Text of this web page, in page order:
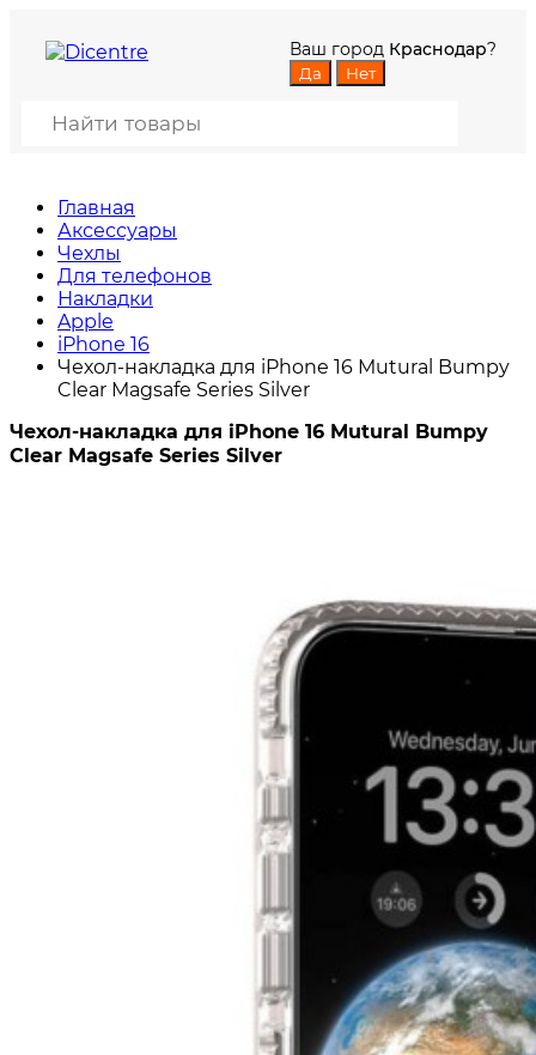
Ваш город Краснодар?
Главная
Аксессуары
Чехлы
Для телефонов
Накладки
Apple
iPhone 16
Чехол-накладка для iPhone 16 Mutural Bumpy
Clear Magsafe Series Silver
Чехол-накладка для iPhone 16 Mutural Bumpy
Clear Magsafe Series Silver